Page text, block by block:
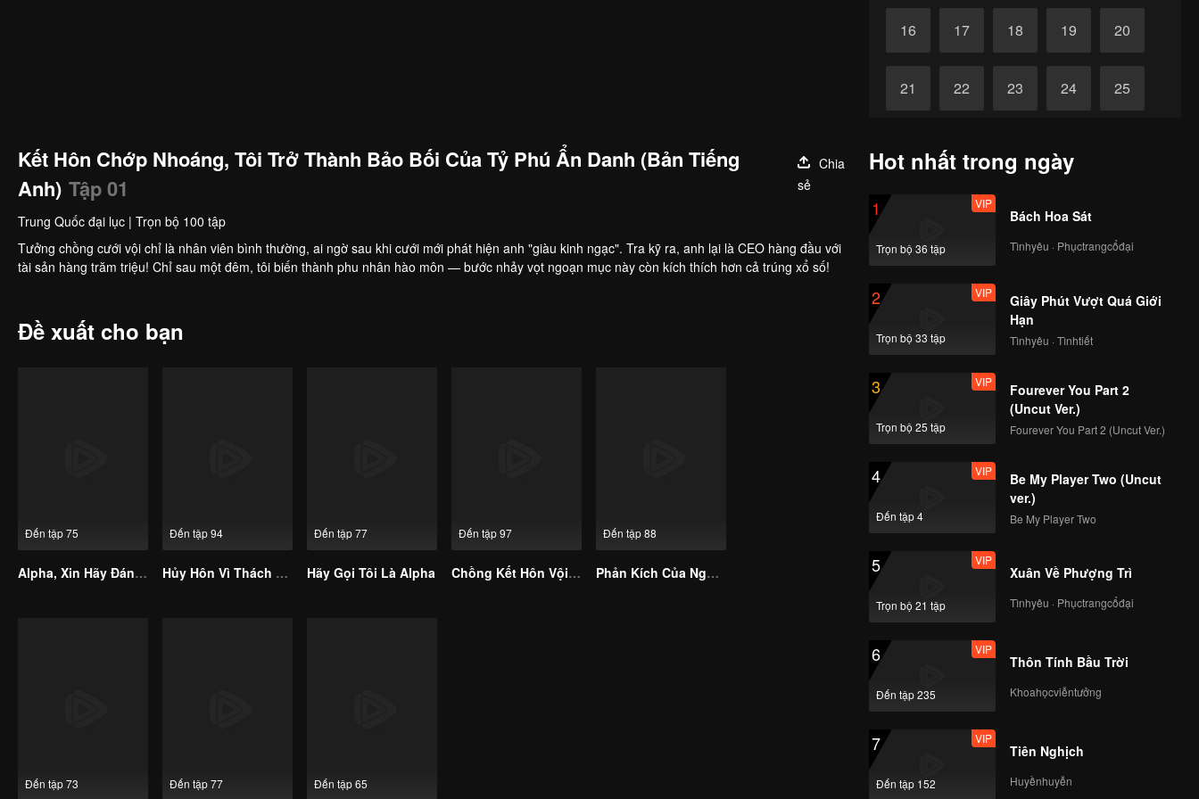
16 17 18 19 20
21 22 23 24 25
Kết Hôn Chớp Nhoáng, Tôi Trở Thành Bảo Bối Của Tỷ Phú Ẩn Danh (Bản Tiếng
Anh) Tập 01
Chia
sẻ
Trung Quốc đại lục | Trọn bộ 100 tập
Tưởng chồng cưới vội chỉ là nhân viên bình thường, ai ngờ sau khi cưới mới phát hiện anh "giàu kinh ngạc". Tra kỹ ra, anh lại là CEO hàng đầu với
tài sản hàng trăm triệu! Chỉ sau một đêm, tôi biến thành phu nhân hào môn — bước nhảy vọt ngoạn mục này còn kích thích hơn cả trúng xổ số!
Đề xuất cho bạn
Đến tập 75
Alpha, Xin Hãy Đánh Dấu Em
Đến tập 94
Hủy Hôn Vì Thách Cưới, Tôi Kết Hôn Với Tỷ Phú (Bản Tiếng Hàn)
Đến tập 77
Hãy Gọi Tôi Là Alpha
Đến tập 97
Chồng Kết Hôn Vội Là Thiếu Gia Hào Môn
Đến tập 88
Phản Kích Của Người Vợ
Đến tập 73 Đến tập 77 Đến tập 65
Hot nhất trong ngày
1
Trọn bộ 36 tập
VIP
Bách Hoa Sát
Tìnhyêu · Phụctrangcổđại
2
Trọn bộ 33 tập
VIP
Giây Phút Vượt Quá Giới
Hạn
Tìnhyêu · Tìnhtiết
3
Trọn bộ 25 tập
VIP
Fourever You Part 2
(Uncut Ver.)
Fourever You Part 2 (Uncut Ver.)
4
Đến tập 4
VIP
Be My Player Two (Uncut
ver.)
Be My Player Two
5
Trọn bộ 21 tập
VIP
Xuân Về Phượng Trì
Tìnhyêu · Phụctrangcổđại
6
Đến tập 235
VIP
Thôn Tính Bầu Trời
Khoahọcviễntưởng
7
Đến tập 152
VIP
Tiên Nghịch
Huyềnhuyễn